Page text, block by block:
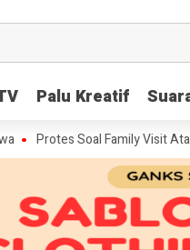
Palu Kreatif
Palu Kreatif
Soal Family Visit Atau Cuti